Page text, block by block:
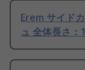
Erem サイド
ュ 全体長さ